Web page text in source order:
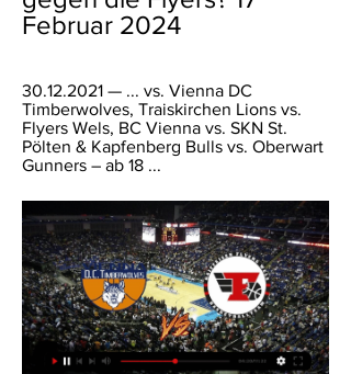
Februar 2024
30.12.2021 — ... vs. Vienna DC
Timberwolves, Traiskirchen Lions vs.
Flyers Wels, BC Vienna vs. SKN St.
Pölten & Kapfenberg Bulls vs. Oberwart
Gunners – ab 18 ...